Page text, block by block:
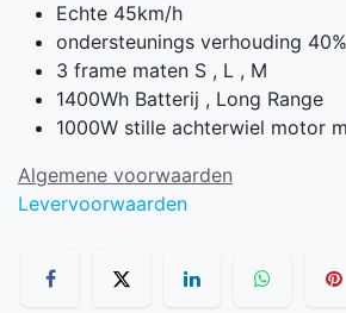
Echte 45km/h
ondersteunings verhouding
3 frame maten S , L , M
1400Wh Batterij , Long Range
1000W stille achterwiel motor
Algemene voorwaarden
Levervoorwaarden